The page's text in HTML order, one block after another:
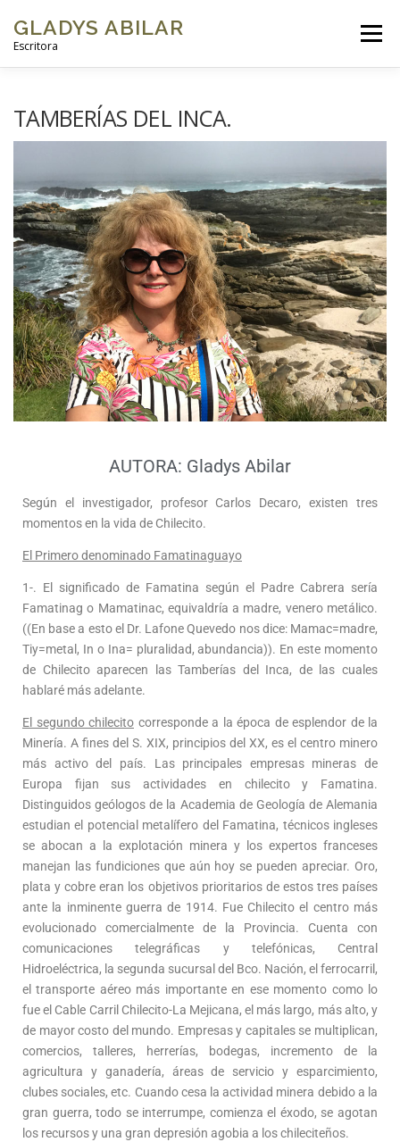
GLADYS ABILAR
Escritora
Menú
TAMBERÍAS DEL INCA.
AUTORA: Gladys Abilar
Según el investigador, profesor Carlos Decaro, existen tres
momentos en la vida de Chilecito.
El Primero denominado Famatinaguayo
1-. El significado de Famatina según el Padre Cabrera sería
Famatinag o Mamatinac, equivaldría a madre, venero metálico.
((En base a esto el Dr. Lafone Quevedo nos dice: Mamac=madre,
Tiy=metal, In o Ina= pluralidad, abundancia)). En este momento
de Chilecito aparecen las Tamberías del Inca, de las cuales
hablaré más adelante.
El segundo chilecito corresponde a la época de esplendor de la
Minería. A fines del S. XIX, principios del XX, es el centro minero
más activo del país. Las principales empresas mineras de
Europa fijan sus actividades en chilecito y Famatina.
Distinguidos geólogos de la Academia de Geología de Alemania
estudian el potencial metalífero del Famatina, técnicos ingleses
se abocan a la explotación minera y los expertos franceses
manejan las fundiciones que aún hoy se pueden apreciar. Oro,
plata y cobre eran los objetivos prioritarios de estos tres países
ante la inminente guerra de 1914. Fue Chilecito el centro más
evolucionado comercialmente de la Provincia. Cuenta con
comunicaciones telegráficas y telefónicas, Central
Hidroeléctrica, la segunda sucursal del Bco. Nación, el ferrocarril,
el transporte aéreo más importante en ese momento como lo
fue el Cable Carril Chilecito-La Mejicana, el más largo, más alto, y
de mayor costo del mundo. Empresas y capitales se multiplican,
comercios, talleres, herrerías, bodegas, incremento de la
agricultura y ganadería, áreas de servicio y esparcimiento,
clubes sociales, etc. Cuando cesa la actividad minera debido a la
gran guerra, todo se interrumpe, comienza el éxodo, se agotan
los recursos y una gran depresión agobia a los chileciteños.